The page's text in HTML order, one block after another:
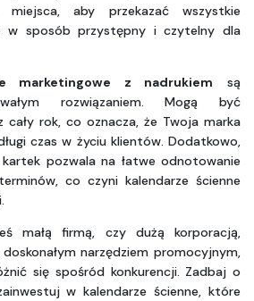
miejsca, aby przekazać wszystkie
w sposób przystępny i czytelny dla
marketingowe z nadrukiem są
rozwiązaniem. Mogą być
cały rok, co oznacza, że Twoja marka
czas w życiu klientów. Dodatkowo,
pozwala na łatwe odnotowanie
co czyni kalendarze ścienne
małą firmą, czy dużą korporacją,
narzędziem promocyjnym,
się spośród konkurencji. Zadbaj o
w kalendarze ścienne, które